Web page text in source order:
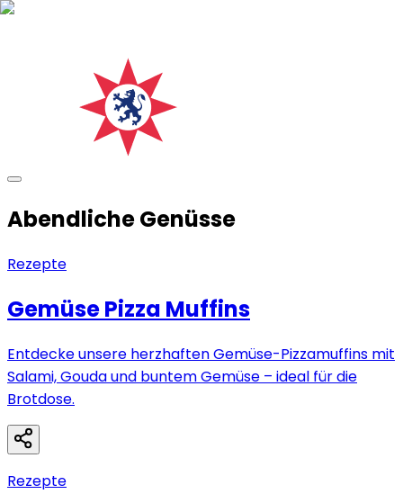
Abendliche Genüsse
Rezepte
Gemüse Pizza Muffins
Entdecke unsere herzhaften Gemüse-Pizzamuffins mit
Salami, Gouda und buntem Gemüse – ideal für die
Brotdose.
Rezepte